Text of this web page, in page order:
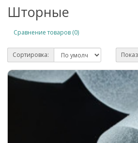
Шторные
Сравнение товаров (0)
Сортировка: